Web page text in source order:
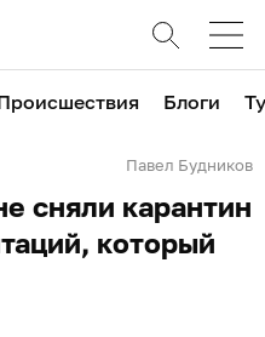
Блоги
Павел Будников
сняли карантин
который